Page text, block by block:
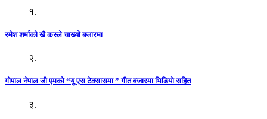
१.
रमेश शर्माको खै कस्ले चाख्यो बजारमा
२.
गोपाल नेपाल जी एमको “यु एस टेक्सासमा ” गीत बजारमा भिडियो सहित
३.